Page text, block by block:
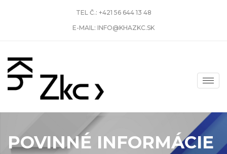
TEL Č.: +421 56 644 13 48
E-MAIL: INFO@KHAZKC.SK
POVINNÉ INFORMÁCIE